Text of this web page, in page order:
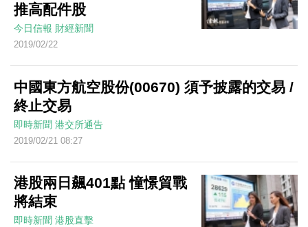
推高配件股
今日信報 財經新聞
2019/02/22
中國東方航空股份(00670) 須予披露的交易 /
終止交易
即時新聞 港交所通告
2019/02/21 08:27
港股兩日飆401點 憧憬貿戰
將結束
即時新聞 港股直擊